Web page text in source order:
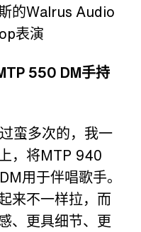
的Walrus Audio
表演
550 DM手持
蛮多次的，我一
，将MTP 940
用于伴唱歌手。
来不一样拉，而
、更具细节、更